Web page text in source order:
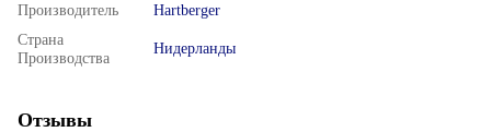
Производитель
Hartberger
Страна
Производства
Нидерланды
Отзывы